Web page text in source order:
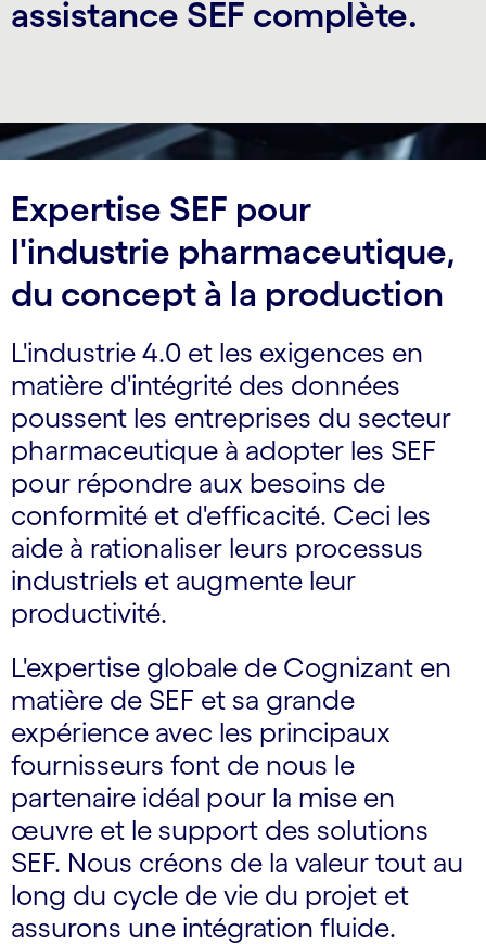
assistance SEF complète.
Expertise SEF pour
l'industrie pharmaceutique,
du concept à la production
L'industrie 4.0 et les exigences en
matière d'intégrité des données
poussent les entreprises du secteur
pharmaceutique à adopter les SEF
pour répondre aux besoins de
conformité et d'efficacité. Ceci les
aide à rationaliser leurs processus
industriels et augmente leur
productivité.
L'expertise globale de Cognizant en
matière de SEF et sa grande
expérience avec les principaux
fournisseurs font de nous le
partenaire idéal pour la mise en
œuvre et le support des solutions
SEF. Nous créons de la valeur tout au
long du cycle de vie du projet et
assurons une intégration fluide.